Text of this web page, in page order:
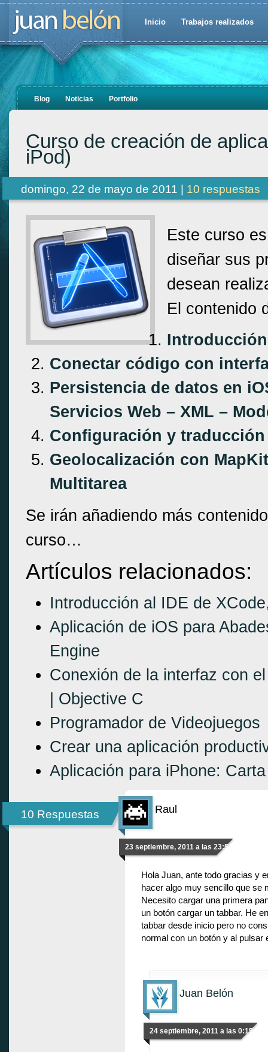
Inicio Trabajos realizados
Blog Noticias Portfolio
Curso de creación de
iPod)
domingo, 22 de mayo de 2011 | 10 respuestas
Este curso
diseñar sus
desean
El contenido
Introducción
Conectar código con
Persistencia de datos en
Servicios Web – XML –
Configuración y
Geolocalización con
Multitarea
Se irán añadiendo más
curso…
Artículos relacionados:
Introducción al IDE de
Aplicación de iOS para
Engine
Conexión de la interfaz con
| Objective C
Programador de Videojuegos
Crear una aplicación
Aplicación para iPhone:
10 Respuestas Raul
23 septiembre, 2011 a las 23:51
Hola Juan, ante todo gracias y
hacer algo muy sencillo que se
Necesito cargar una primera
un botón cargar un tabbar. He
tabbar desde inicio pero no
normal con un botón y al pulsar
Juan Belón
24 septiembre, 2011 a las 0:15